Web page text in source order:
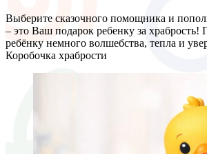
Выберите сказочного помощника и
– это Ваш подарок ребенку за храбрость!
ребёнку немного волшебства, тепла и
Коробочка храбрости